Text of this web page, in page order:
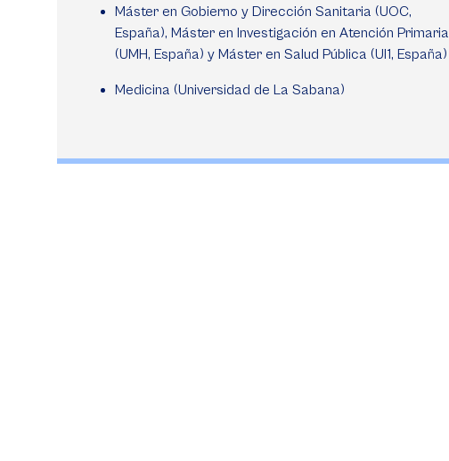
Máster en Gobierno y Dirección Sanitaria (UOC,
España), Máster en Investigación en Atención Primaria
(UMH, España) y Máster en Salud Pública (UI1, España)
Medicina (Universidad de La Sabana)